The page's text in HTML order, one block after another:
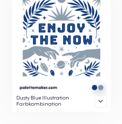
Dusty Blue Illustration
Farbkombination